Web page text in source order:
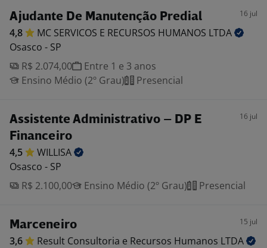
Ajudante De Manutenção Predial 16 jul
4,8 MC SERVICOS E RECURSOS HUMANOS LTDA
Osasco - SP
R$ 2.074,00
Entre 1 e 3 anos
Ensino Médio (2º Grau)
Presencial
Assistente Administrativo – DP E
Financeiro
16 jul
4,5
WILLISA
Osasco - SP
R$ 2.100,00
Ensino Médio (2º Grau) Presencial
Marceneiro 15 jul
3,6 Result Consultoria e Recursos Humanos LTDA